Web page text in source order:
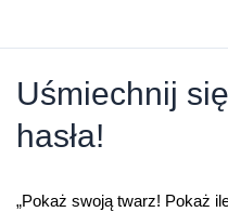
Uśmiechnij
hasła!
„Pokaż swoją twarz! Pokaż